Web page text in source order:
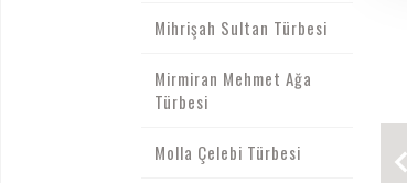
Mihrişah Sultan Türbesi
Mirmiran Mehmet Ağa
Türbesi
Molla Çelebi Türbesi